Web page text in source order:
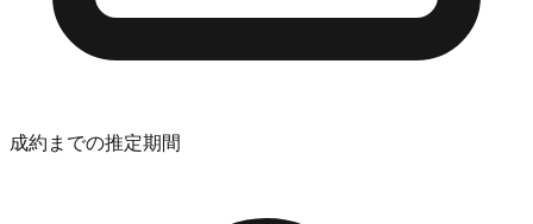
成約までの推定期間